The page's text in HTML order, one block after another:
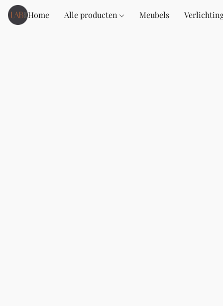
Home Alle producten Meubels